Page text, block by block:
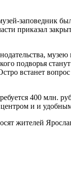
заповедник
приказал
подворья
встанет вопрос
400 млн.
и и
жителей